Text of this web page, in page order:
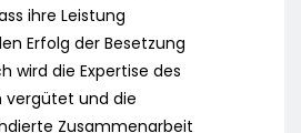
ihre Leistung
Erfolg der Besetzung
wird die Expertise des
vergütet und die
Zusammenarbeit